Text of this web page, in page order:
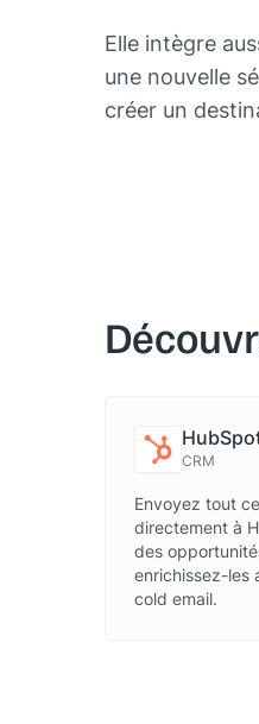
Elle intègre
une nouvelle
créer un
CRM
Envoyez tout
directement à
des
enrichissez-les
cold email.